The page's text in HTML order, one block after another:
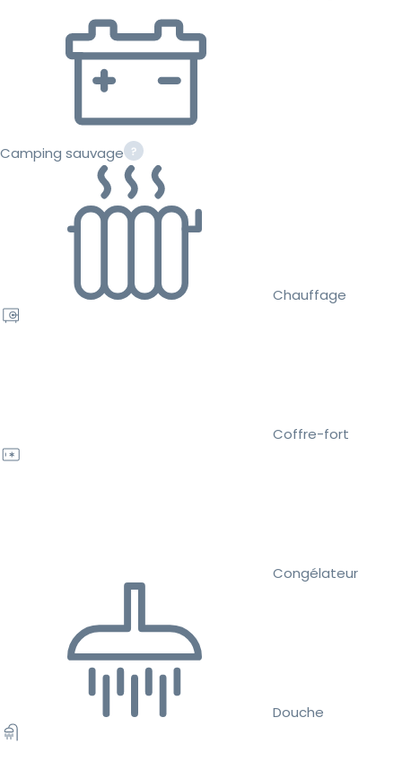
Camping sauvage
Chauffage
Coffre-fort
Congélateur
Douche